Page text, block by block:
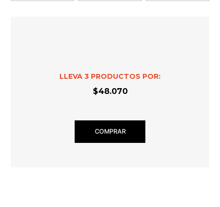
LLEVA 3 PRODUCTOS POR:
$48.070
COMPRAR